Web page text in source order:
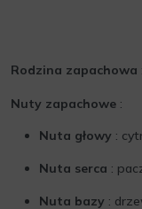
Rodzina zapachowa
Nuty zapachowe :
Nuta głowy :
Nuta serca :
Nuta bazy :